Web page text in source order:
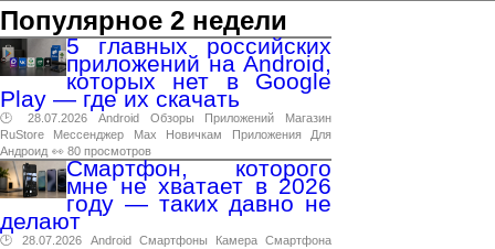
Популярное 2 недели
5 главных российских
приложений на Android,
которых нет в Google
Play — где их скачать
🕑 28.07.2026 Android Обзоры Приложений
Магазин
RuStore
Мессенджер Max Новичкам Приложения
Для
Андроид 👀 80 просмотров
Смартфон, которого
мне не хватает в 2026
году — таких давно не
делают
🕑 28.07.2026 Android Смартфоны Камера Смартфона